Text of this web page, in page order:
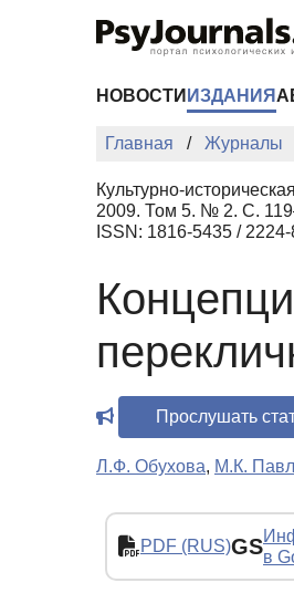
НОВОСТИ ИЗДАНИЯ
Главная Журналы
Культурно-
2009. Том 5. № 2. С.
ISSN: 1816-5435 /
Прослушать
Л.Ф. Обухова, М.К.
PDF (RUS)GSв